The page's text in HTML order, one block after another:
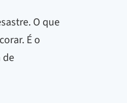
O que
É o
de